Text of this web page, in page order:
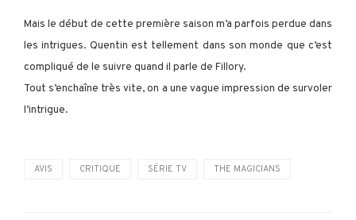
Mais le début de cette première saison m’a parfois perdue dans
les intrigues. Quentin est tellement dans son monde que c’est
compliqué de le suivre quand il parle de Fillory.
Tout s’enchaîne très vite, on a une vague impression de survoler
l’intrigue.
AVIS CRITIQUE SÉRIE TV THE MAGICIANS